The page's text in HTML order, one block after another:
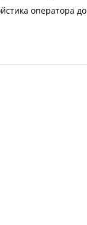
оператора до